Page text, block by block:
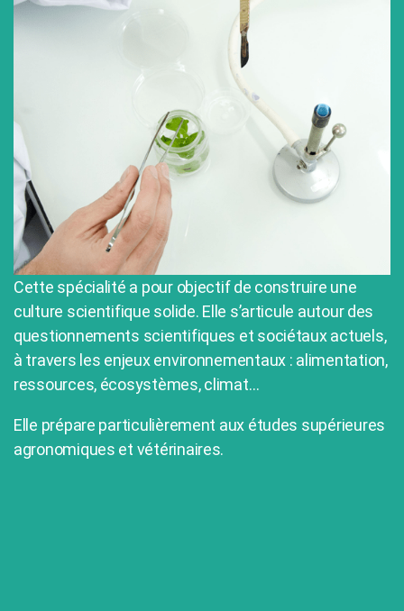
Cette spécialité a pour objectif de construire une
culture scientifique solide. Elle s’articule autour des
questionnements scientifiques et sociétaux actuels,
à travers les enjeux environnementaux : alimentation,
ressources, écosystèmes, climat…
Elle prépare particulièrement aux études supérieures
agronomiques et vétérinaires.